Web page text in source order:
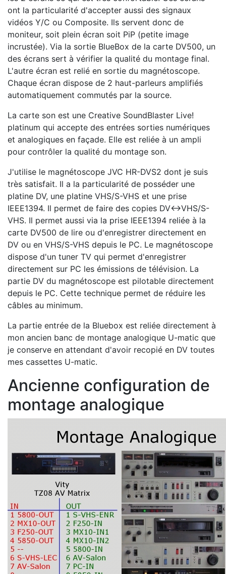
ont la particularité d'accepter aussi des signaux
vidéos Y/C ou Composite. Ils servent donc de
moniteur, soit plein écran soit PiP (petite image
incrustée). Via la sortie BlueBox de la carte DV500, un
des écrans sert à vérifier la qualité du montage final.
L'autre écran est relié en sortie du magnétoscope.
Chaque écran dispose de 2 haut-parleurs amplifiés
automatiquement commutés par la source.
La carte son est une Creative SoundBlaster Live!
platinum qui accepte des entrées sorties numériques
et analogiques en façade. Elle est reliée à un ampli
pour contrôler la qualité du montage son.
J'utilise le magnétoscope JVC HR-DVS2 dont je suis
très satisfait. Il a la particularité de posséder une
platine DV, une platine VHS/S-VHS et une prise
IEEE1394. Il permet de faire des copies DV<->VHS/S-
VHS. Il permet aussi via la prise IEEE1394 reliée à la
carte DV500 de lire ou d'enregistrer directement en
DV ou en VHS/S-VHS depuis le PC. Le magnétoscope
dispose d'un tuner TV qui permet d'enregistrer
directement sur PC les émissions de télévision. La
partie DV du magnétoscope est pilotable directement
depuis le PC. Cette technique permet de réduire les
câbles au minimum.
La partie entrée de la Bluebox est reliée directement à
mon ancien banc de montage analogique U-matic que
je conserve en attendant d'avoir recopié en DV toutes
mes cassettes U-matic.
Ancienne configuration de
montage analogique